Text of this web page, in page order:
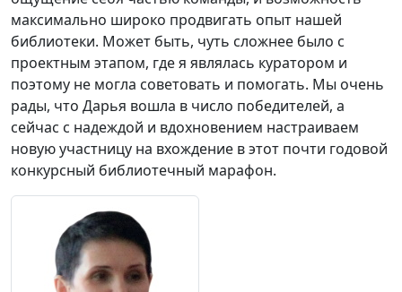
максимально широко продвигать опыт нашей
библиотеки. Может быть, чуть сложнее было с
проектным этапом, где я являлась куратором и
поэтому не могла советовать и помогать. Мы очень
рады, что Дарья вошла в число победителей, а
сейчас с надеждой и вдохновением настраиваем
новую участницу на вхождение в этот почти годовой
конкурсный библиотечный марафон.